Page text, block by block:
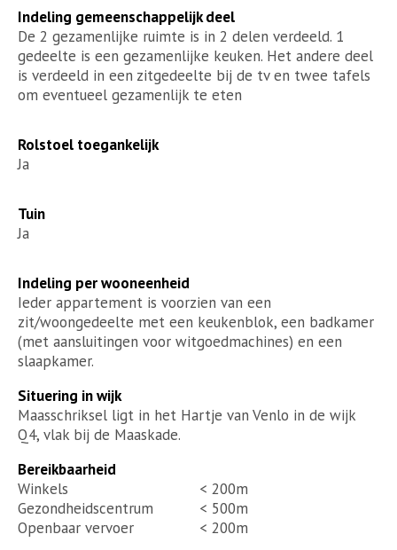
Indeling gemeenschappelijk deel
De 2 gezamenlijke ruimte is in 2 delen verdeeld. 1
gedeelte is een gezamenlijke keuken. Het andere deel
is verdeeld in een zitgedeelte bij de tv en twee tafels
om eventueel gezamenlijk te eten
Rolstoel toegankelijk
Ja
Tuin
Ja
Indeling per wooneenheid
Ieder appartement is voorzien van een
zit/woongedeelte met een keukenblok, een badkamer
(met aansluitingen voor witgoedmachines) en een
slaapkamer.
Situering in wijk
Maasschriksel ligt in het Hartje van Venlo in de wijk
Q4, vlak bij de Maaskade.
Bereikbaarheid
Winkels
< 200m
Gezondheidscentrum
< 500m
Openbaar vervoer
< 200m